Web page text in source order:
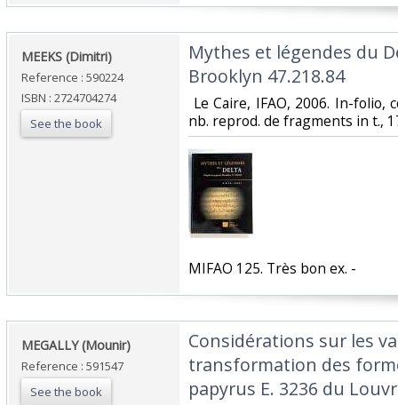
‎MEEKS (Dimitri)‎
Reference : 590224
ISBN : 2724704274
See the book
‎Mythes et légendes du
Brooklyn 47.218.84‎
Le Caire, IFAO, 2006. In-folio,
nb. reprod. de fragments in t.,
‎MIFAO 125. Très bon ex. - ‎
‎MEGALLY (Mounir)‎
Reference : 591547
See the book
‎Considérations sur les
transformation des
papyrus E. 3236 du